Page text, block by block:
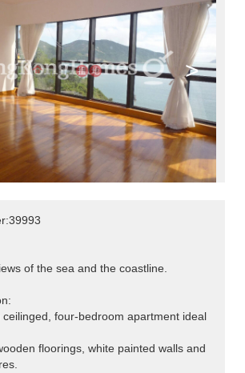
>
of the sea and the coastline.
four-bedroom apartment ideal
floorings, white painted walls and